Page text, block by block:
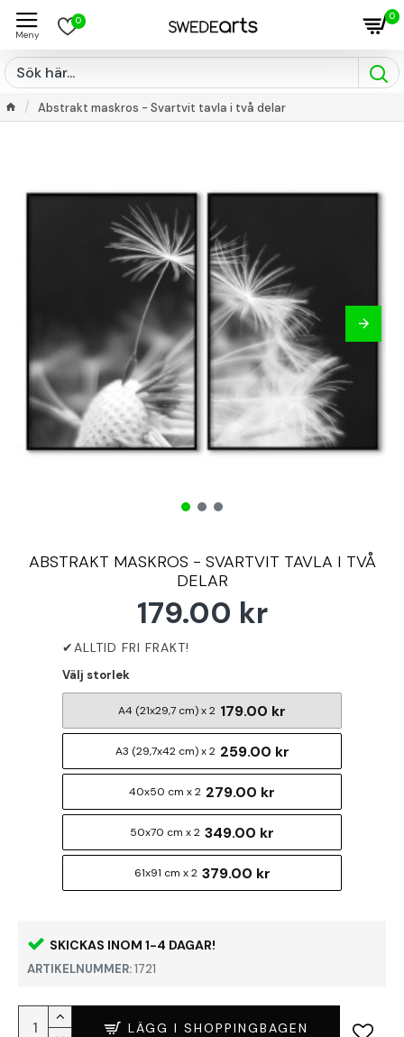
0 0
Abstrakt maskros - Svartvit tavla i två delar
ABSTRAKT MASKROS - SVARTVIT TAVLA I TVÅ
DELAR
SKICKAS INOM 1-4 DAGAR!
ARTIKELNUMMER:1721
179.00 kr
Välj storlek
A4 (21x29,7 cm) x 2 179.00 kr
A3 (29,7x42 cm) x 2 259.00 kr
40x50 cm x 2 279.00 kr
50x70 cm x 2 349.00 kr
61x91 cm x 2 379.00 kr
LÄGG I SHOPPINGBAGEN